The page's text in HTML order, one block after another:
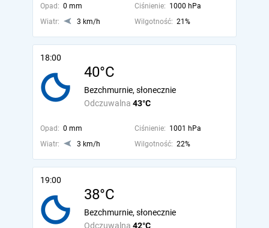
Opad: 0 mm Ciśnienie: 1000 hPa
Wiatr:
3 km/h Wilgotność: 21%
18:00
40°C
Odczuwalna 43°C
Bezchmurnie, słonecznie
Opad: 0 mm Ciśnienie: 1001 hPa
Wiatr:
3 km/h Wilgotność: 22%
19:00
38°C
Odczuwalna 42°C
Bezchmurnie, słonecznie